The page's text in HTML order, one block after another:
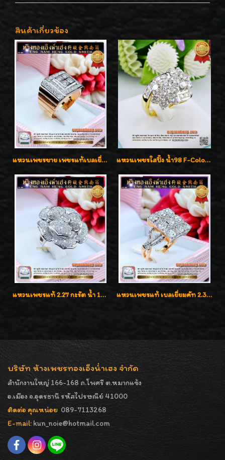
สินค้าเกี่ยวข้อง
แหวนเพชรชาย เพชรแท้เบลเยี่ยมคัท น้ำ100% D-Color/VVS 2.46 กะรัต แหวนเพชรใสปิ๊ง น้ำ98 F-Color/VVS1 น้ำหนักเพชรรวม 2.56 กะรัต ใส่เต็มนิ้วเพชรเป็นน้ำเป็นเนื้อสวยมากๆค่ะ
แหวนเพชรแท้ 2.27 กะรัต น้ำ 100% เบลเยี่ยมคัท ลวดลายดอกกุหลาบหรู แหวนเพชรแท้ เบลเยี่ยมคัท 2.39 กะรัต น้ำ 98 F-Color/VVS ดีไซน์หน้ากว้างหรูเต็มนิ้ว
บริษัท ห้างเพชรทองเอ็งน่ำเฮง จำกัด
สำนักงานใหญ่ 166-168 ถ.โพศรี ต.หมากแข้ง
อ.เมือง จ.อุดรธานี รหัสไปรษณีย์ 41000
ติดต่อ คุณหน่อย 089-7113268
E-mail: kun_noie@hotmail.com